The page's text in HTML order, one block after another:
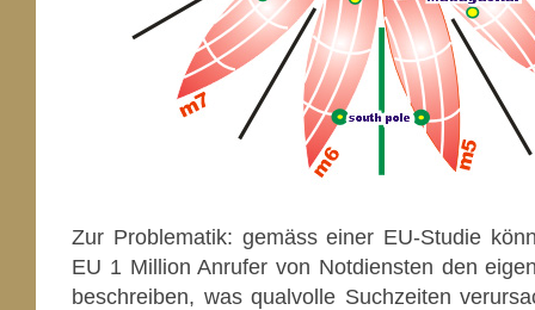
Zur Problematik: gemäss einer EU-Studie
EU 1 Million Anrufer von Notdiensten den
beschreiben, was qualvolle Suchzeiten